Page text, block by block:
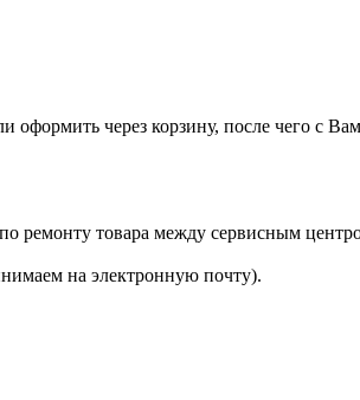
оформить через корзину, после чего с
ремонту товара между сервисным
на электронную почту).